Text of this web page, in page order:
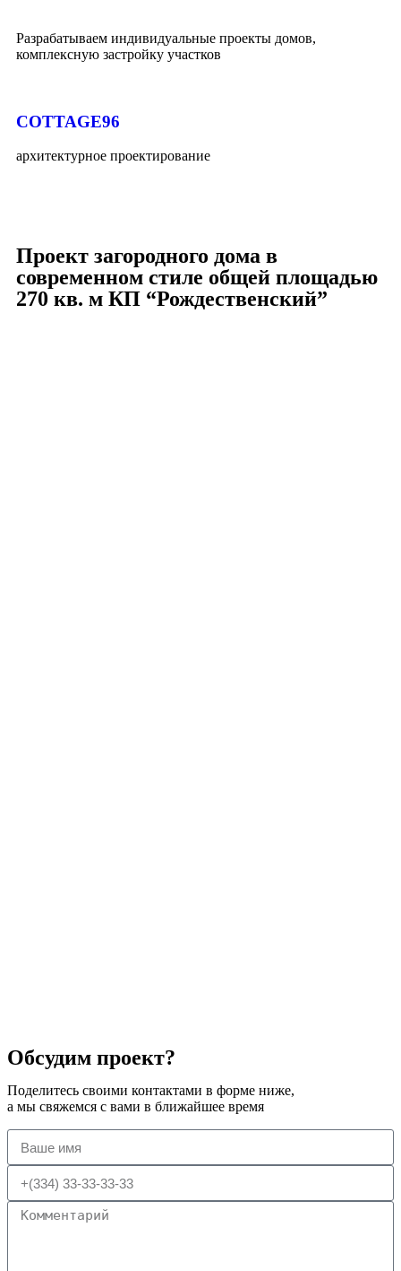
Разрабатываем индивидуальные проекты домов,
комплексную застройку участков
COTTAGE96
архитектурное проектирование
Проект загородного дома в
современном стиле общей площадью
270 кв. м КП “Рождественский”
Обсудим проект?
Поделитесь своими контактами в форме ниже,
а мы свяжемся с вами в ближайшее время